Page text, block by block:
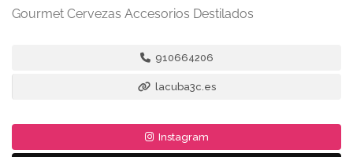
Gourmet Cervezas Accesorios Destilados
910664206
lacuba3c.es
Instagram